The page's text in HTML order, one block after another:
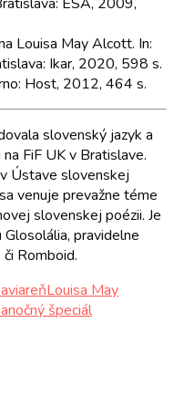
Louisa May Alcott. In:
Ikar, 2020, 598 s.
Host, 2012, 464 s.
slovenský jazyk a
FiF UK v Bratislave.
Ústave slovenskej
venuje prevažne téme
slovenskej poézii. Je
pravidelne
Romboid.
Louisa May
špeciál